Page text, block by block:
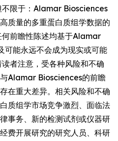
不限于：Alamar Biosciences
质量的多重蛋白质组学数据的
前瞻性陈述均基于Alamar
可能永远不会成为现实或可能
者注意，受各种风险和不确
Alamar Biosciences的前瞻
在重大差异。相关风险和不确
质组学市场竞争激烈、面临法
事务、新的检测试剂或仪器研
费开展研究的研究人员、科研